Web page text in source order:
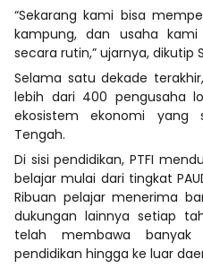
“Sekarang kami bisa
kampung, dan usaha
secara rutin,” ujarnya, dikutip
Selama satu dekade
lebih dari 400 pengusaha
ekosistem ekonomi yang
Tengah.
Di sisi pendidikan, PTFI
belajar mulai dari tingkat
Ribuan pelajar menerima
dukungan lainnya setiap
telah membawa banyak
pendidikan hingga ke luar